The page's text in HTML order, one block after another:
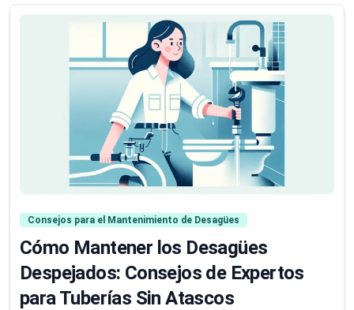
Consejos para el Mantenimiento de Desagües
Cómo Mantener los Desagües
Despejados: Consejos de Expertos
para Tuberías Sin Atascos